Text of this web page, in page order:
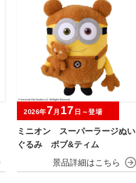
ミニオン スーパーラージぬい
ぐるみ ボブ&ティム
2026年7 月 17 日～登場